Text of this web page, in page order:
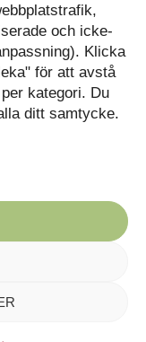
och icke-
Klicka
för att avstå
kategori. Du
ditt samtycke.
och ungas
som inspiration
design som
kunskap till en ny
55, 602 32